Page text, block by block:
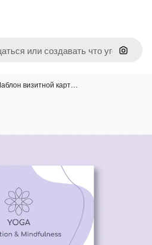
Поиск
визитной карт…